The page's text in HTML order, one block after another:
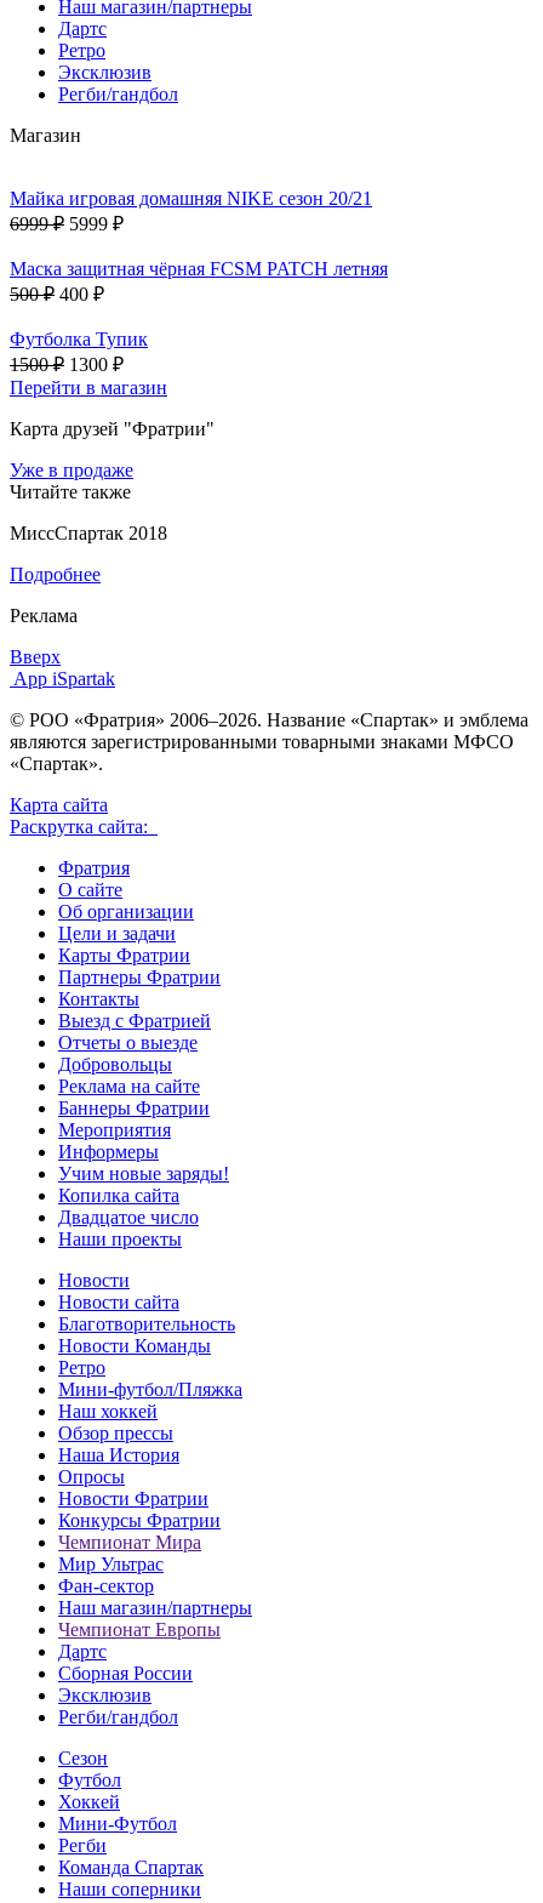
Наш магазин/партнеры
Дартс
Ретро
Эксклюзив
Регби/гандбол
Магазин
Майка игровая домашняя NIKE сезон 20/21
6999 ₽ 5999 ₽
Маска защитная чёрная FCSM PATCH летняя
500 ₽ 400 ₽
Футболка Тупик
1500 ₽ 1300 ₽
Перейти в магазин
Карта друзей "Фратрии"
Уже в продаже
Читайте также
МиссСпартак 2018
Подробнее
Реклама
Вверх
App iSpartak
© РОО «Фратрия» 2006–2026. Название «Спартак» и эмблема
являются зарегистрированными товарными знаками МФСО
«Спартак».
Карта сайта
Раскрутка сайта:
Фратрия
О сайте
Об организации
Цели и задачи
Карты Фратрии
Партнеры Фратрии
Контакты
Выезд с Фратрией
Отчеты о выезде
Добровольцы
Реклама на сайте
Баннеры Фратрии
Мероприятия
Информеры
Учим новые заряды!
Копилка сайта
Двадцатое число
Наши проекты
Новости
Новости сайта
Благотворительность
Новости Команды
Ретро
Мини-футбол/Пляжка
Наш хоккей
Обзор прессы
Наша История
Опросы
Новости Фратрии
Конкурсы Фратрии
Чемпионат Мира
Мир Ультрас
Фан-cектор
Наш магазин/партнеры
Чемпионат Европы
Дартс
Сборная России
Эксклюзив
Регби/гандбол
Сезон
Футбол
Хоккей
Мини-Футбол
Регби
Команда Спартак
Наши соперники